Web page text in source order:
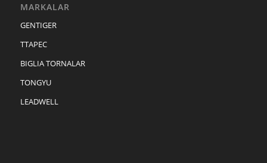
MARKALAR
GENTIGER
TTAPEC
BIGLIA TORNALAR
TONGYU
LEADWELL